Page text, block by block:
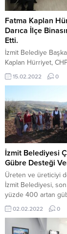
Fatma Kaplan
Darıca İlçe
Etti.
İzmit Belediye
Kaplan Hürriyet,
binasını ziyaret etti.
Başkan Fatma
Ozan Aksu, CHP
binasına gelerek
Başkanı Gökhan
yönetimini ziyaret
Başkanı Gökhan
eden İzmit Belediye
Fatma Kaplan
15.02.2022 0
İzmit Belediyesi
Gübre Desteği
Üreten ve üreticiyi
İzmit Belediyesi,
yüzde 400 artan
maliyeti nedeniyle
90 hibeli gübre
Üreten belediye
02.02.2022 0